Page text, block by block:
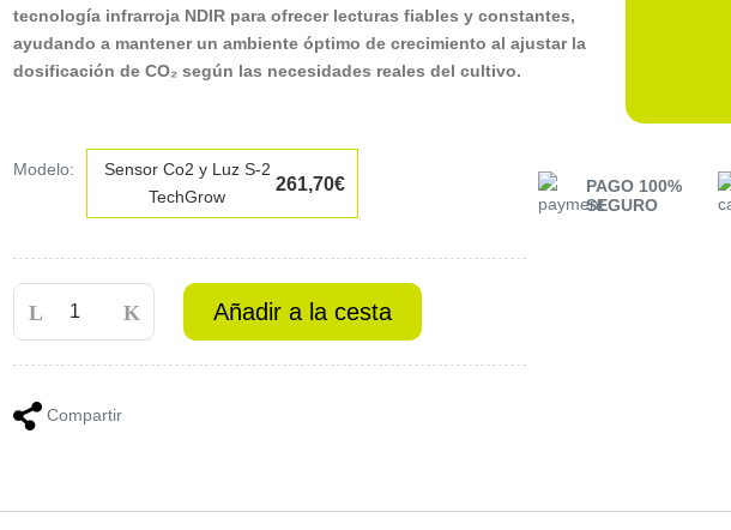
tecnología infrarroja NDIR para ofrecer lecturas fiables y constantes,
ayudando a mantener un ambiente óptimo de crecimiento al ajustar la
dosificación de CO₂ según las necesidades reales del cultivo.
Modelo:
Sensor Co2 y Luz S-2
TechGrow
261,70€
Añadir a la cesta
Compartir
PAGO 100%
SEGURO